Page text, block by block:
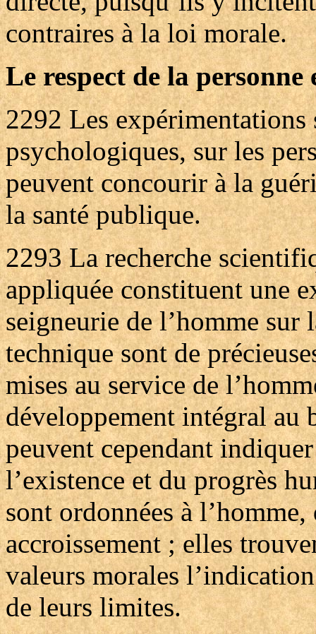
contraires à la loi morale.
Le respect de la
2292 Les
psychologiques, sur les
peuvent concourir à la
la santé publique.
2293 La recherche
appliquée constituent une
seigneurie de l’homme sur
technique sont de
mises au service de
développement intégral au
peuvent cependant
l’existence et du progrès
sont ordonnées à
accroissement ; elles
valeurs morales
de leurs limites.